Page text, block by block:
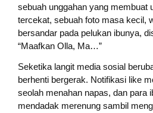
sebuah unggahan yang membuat
tercekat, sebuah foto masa kecil,
bersandar pada pelukan ibunya,
“Maafkan Olla, Ma…”
Seketika langit media sosial
berhenti bergerak. Notifikasi like
seolah menahan napas, dan para
mendadak merenung sambil